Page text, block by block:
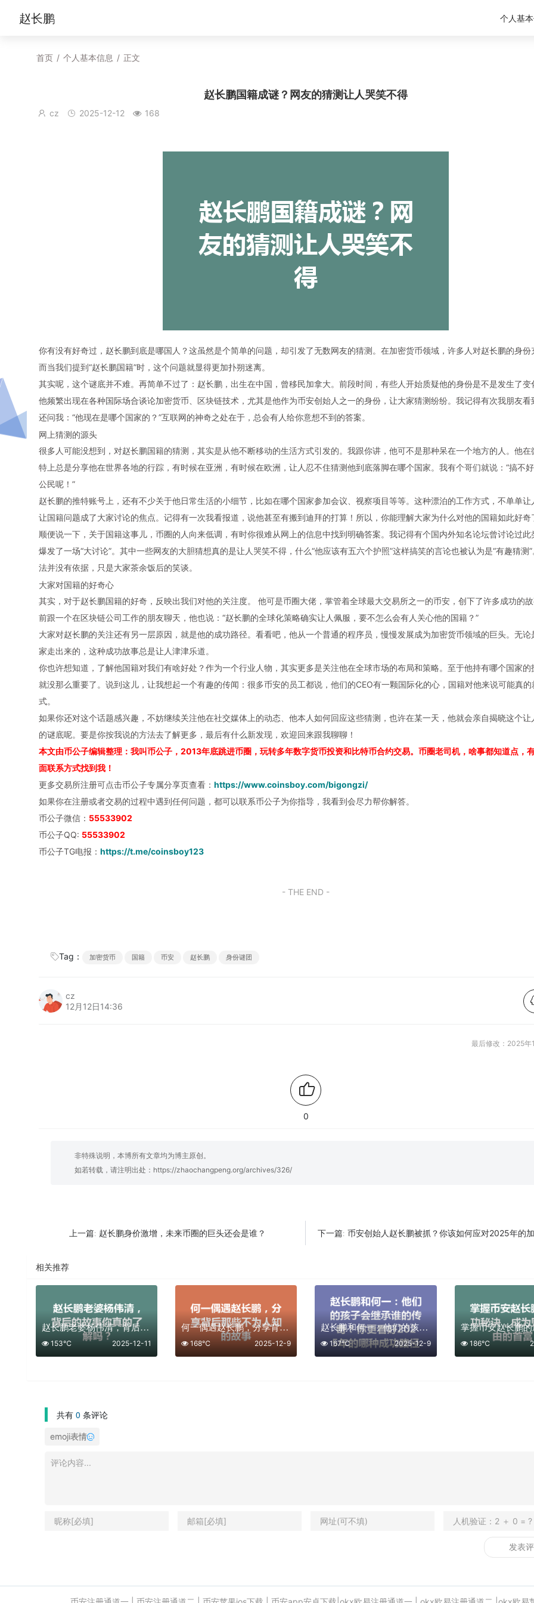
赵长鹏 个人基
首页 / 个人基本信息 / 正文
赵长鹏国籍成谜？网友的猜测让人哭笑不得
cz 2025-12-12 168
你有没有好奇过， 赵长鹏到底是哪国人？这虽然是个简单的问题，却引发了无数网友的猜测。在加密货币领域，许多人对赵长鹏的身份
而当我们提到“赵长鹏国籍”时，这个问题就显得更加扑朔迷离。
其实呢，这个谜底并不难。再简单不过了： 赵长鹏，出生在中国，曾移民加拿大。前段时间，有些人开始质疑他的身份是不是发生了变
他频繁出现在各种国际场合谈论加密货币 、区块链技术，尤其是他作为币安创始人之一的身份，让大家猜测纷纷。我记得有次我朋友看
还问我：“他现在是哪个国家的？”互联网的神奇之处在于，总会有人给你意想不到的答案。
网上猜测的源头
很多人可能没想到，对赵长鹏国籍的猜测，其实是从他不断移动的生活方式引发的。我跟你讲，他可不是那种呆在一个地方的人。他在
特上总是分享他在世界各地的行踪，有时候在亚洲，有时候在欧洲，让人忍不住猜测他到底落脚在哪个国家。我有个哥们就说：“搞不
公民呢！”
赵长鹏的推特账号上，还有不少关于他日常生活的小细节，比如在哪个国家参加会议、视察项目等等。这种漂泊的工作方式，不单单让
让国籍问题成了大家讨论的焦点。记得有一次我看报道，说他甚至有搬到迪拜的打算！所以，你能理解大家为什么对他的国籍如此好奇
顺便说一下，关于国籍这事儿，币圈的人向来低调，有时你很难从网上的信息中找到明确答案。我记得有个国内外知名论坛曾讨论过此
爆发了一场“大讨论”。其中一些网友的大胆猜想真的是让人哭笑不得，什么“他应该有五六个护照”这样搞笑的言论也被认为是“有趣猜测
法并没有依据，只是大家茶余饭后的笑谈。
大家对国籍的好奇心
其实，对于赵长鹏国籍的好奇，反映出我们对他的关注度。 他可是币圈大佬，掌管着全球最大交易所之一的币安，创下了许多成功的
前跟一个在区块链公司工作的朋友聊天，他也说：“赵长鹏的全球化策略确实让人佩服，要不怎么会有人关心他的国籍？”
大家对赵长鹏的关注还有另一层原因，就是他的成功路径。看看吧，他从一个普通的程序员，慢慢发展成为加密货币领域的巨头。无论
家走出来的，这种成功故事总是让人津津乐道。
你也许想知道，了解他国籍对我们有啥好处？作为一个行业人物，其实更多是关注他在全球市场的布局和策略。至于他持有哪个国家的
就没那么重要了。说到这儿，让我想起一个有趣的传闻：很多币安的员工都说，他们的CEO有一颗国际化的心，国籍对他来说可能真的
式。
如果你还对这个话题感兴趣，不妨继续关注他在社交媒体上的动态、他本人如何回应这些猜测，也许在某一天，他就会亲自揭晓这个让
的谜底呢。要是你按我说的方法去了解更多，最后有什么新发现，欢迎回来跟我聊聊！
本文由币公子编辑整理：我叫币公子，2013年底跳进币圈，玩转多年数字货币投资和比特币合约交易。币圈老司机，啥事都知道点，
面联系方式找到我！
更多交易所注册可点击币公子专属分享页查看： https://www.coinsboy.com/bigongzi/
如果你在注册或者交易的过程中遇到任何问题，都可以联系币公子为你指导，我看到会尽力帮你解答。
币公子微信： 55533902
币公子QQ: 55533902
币公子TG电报： https://t.me/coinsboy123
- THE END -
Tag： 加密货币 国籍 币安 赵长鹏 身份谜团
cz
12月12日14:36
最后修改：2025年
0
非特殊说明，本博所有文章均为博主原创。
如若转载，请注明出处： https://zhaochangpeng.org/archives/326/
上一篇: 赵长鹏身价激增，未来币圈的巨头还会是谁？ 下一篇: 币安创始人赵长鹏被抓？你该如何应对2025年的加密市
相关推荐
赵长鹏老婆杨伟清，背后的故事你真的了解吗？
2025-12-11
153℃
何一偶遇赵长鹏，分享背后那些不为人知的故事
2025-12-9
168℃
赵长鹏和何一：他们的孩子会继承谁的传奇？你更看好2025年的哪种成功路径？
2025-12-9
167℃ 186℃
共有 0 条评论
emoji表情